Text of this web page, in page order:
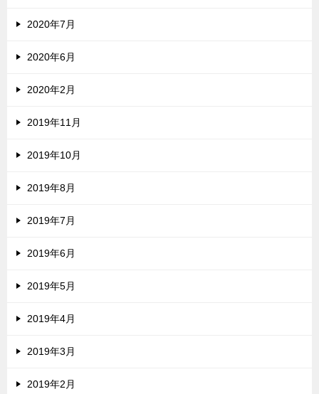
2020年7月
2020年6月
2020年2月
2019年11月
2019年10月
2019年8月
2019年7月
2019年6月
2019年5月
2019年4月
2019年3月
2019年2月